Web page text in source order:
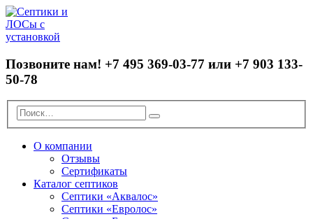
Позвоните нам! +7 495 369-03-77 или +7 903 133-
50-78
О компании
Отзывы
Сертификаты
Каталог септиков
Септики «Аквалос»
Септики «Евролос»